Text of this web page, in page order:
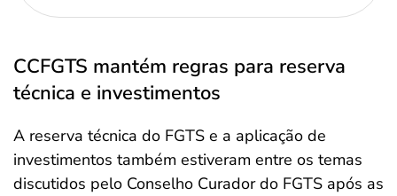
CCFGTS mantém regras para reserva
técnica e investimentos
A reserva técnica do FGTS e a aplicação de
investimentos também estiveram entre os temas
discutidos pelo Conselho Curador do FGTS após as